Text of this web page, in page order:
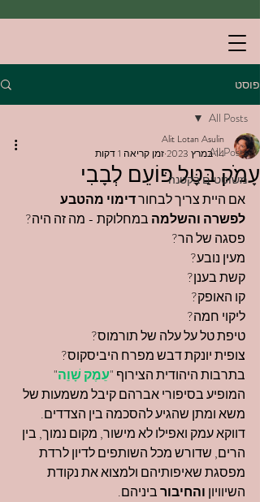
פוסט
All Posts
משוטטים בקטנה
All Posts
עָמֹק בַּטָּל פּוֹעֵם לְבָבִי
Alit Lotan Asulin
14 במרץ 2023
זמן קריאה 1 דקות
אם היית צריך לבחור דימוי מהטבע
לפשרה והשלמה במחלוקת - מה זה היה?
פסגה של הר?
מעין נובע?
קשת בענן?
קו האופק?
ליקוי חמה?
טיפת טל על עלה של תורמוס?
צופית יונקת דבש מפרח היביסקוס?
בתרבות היהודית הצירוף "עֵמֶק שָׁוֵה"
המופיע בסיפורי אברהם קיבל משמעות של
משא ומתן שהגיע להסכמה בין הצדדים.
דווקא עמק ואפילו לא מישור, מקום נמוך, בין
הרים, שדורש מכל השותפים לדיון לרדת
מפסגת שאיפותיהם ולמצוא את נקודת
השיוויון והחיבור ביניהם.